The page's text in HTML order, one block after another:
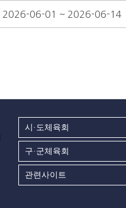
2026-06-01 ~ 2026-06-14